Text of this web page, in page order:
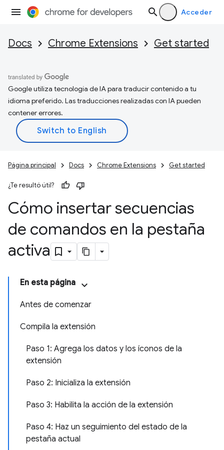
Acceder
Docs Chrome Extensions Get started
Google utiliza tecnología de IA para traducir contenido a tu
idioma preferido. Las traducciones realizadas con IA pueden
contener errores.
Página principal Docs Chrome Extensions Get started
¿Te resultó útil?
Cómo insertar secuencias
de comandos en la pestaña
activa
En esta página
Antes de comenzar
Compila la extensión
Paso 1: Agrega los datos y los íconos de la
extensión
Paso 2: Inicializa la extensión
Paso 3: Habilita la acción de la extensión
Paso 4: Haz un seguimiento del estado de la
pestaña actual